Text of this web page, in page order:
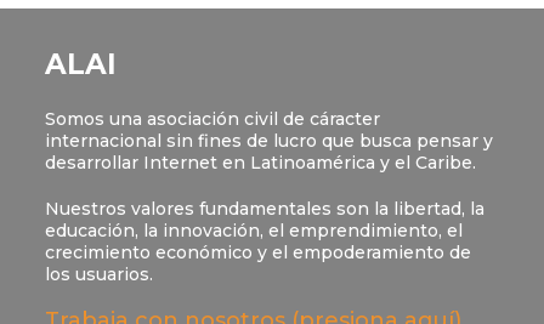
ALAI
Somos una asociación civil de cáracter
internacional sin fines de lucro que busca pensar y
desarrollar Internet en Latinoamérica y el Caribe.
Nuestros valores fundamentales son la libertad, la
educación, la innovación, el emprendimiento, el
crecimiento económico y el empoderamiento de
los usuarios.